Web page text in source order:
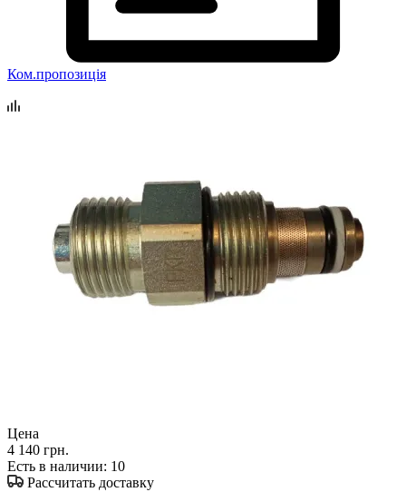
Ком.пропозиція
Цена
4 140 грн.
Есть в наличии: 10
Рассчитать доставку